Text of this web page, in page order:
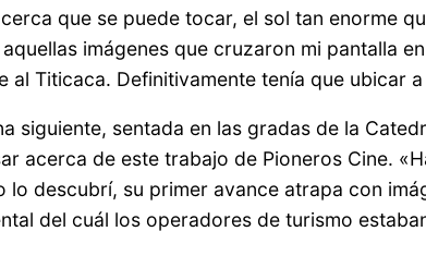
que se puede tocar, el sol tan enorme
imágenes que cruzaron mi pantalla en
Titicaca. Definitivamente tenía que ubicar
siguiente, sentada en las gradas de la
acerca de este trabajo de Pioneros Cine.
descubrí, su primer avance atrapa con
del cuál los operadores de turismo